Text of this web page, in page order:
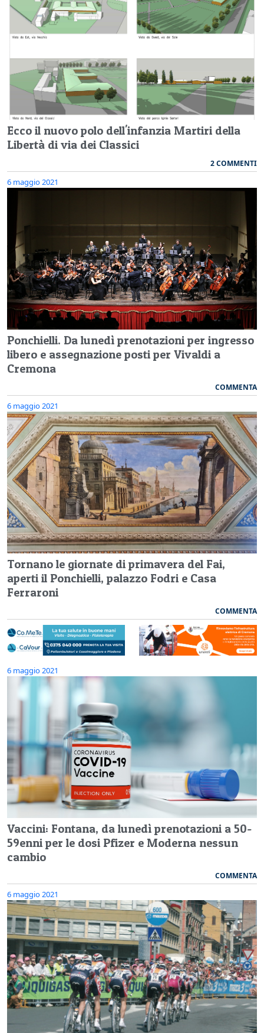
Ecco il nuovo polo dell'infanzia Martiri della
Libertà di via dei Classici
2 COMMENTI
6 maggio 2021
Ponchielli. Da lunedì prenotazioni per ingresso
libero e assegnazione posti per Vivaldi a
Cremona
COMMENTA
6 maggio 2021
Tornano le giornate di primavera del Fai,
aperti il Ponchielli, palazzo Fodri e Casa
Ferraroni
COMMENTA
6 maggio 2021
Vaccini: Fontana, da lunedì prenotazioni a 50-
59enni per le dosi Pfizer e Moderna nessun
cambio
COMMENTA
6 maggio 2021